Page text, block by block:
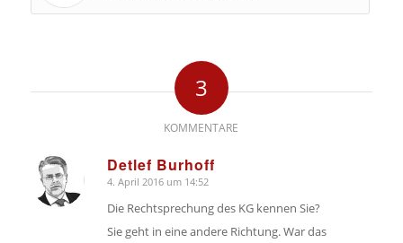
3
KOMMENTARE
Detlef Burhoff
sagte:
4. April 2016 um 14:52
Die Rechtsprechung des KG kennen Sie?
Sie geht in eine andere Richtung. War das